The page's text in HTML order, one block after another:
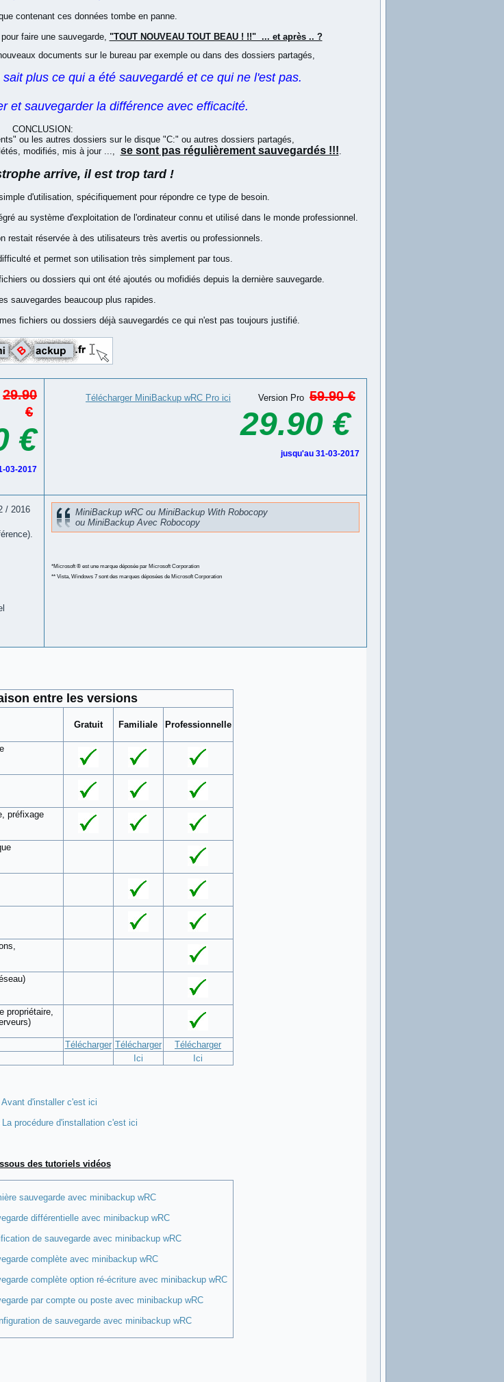
contenant ces données tombe en panne.
faire une sauvegarde, "TOUT NOUVEAU TOUT BEAU ! !!" ... et après .. ?
documents sur le bureau par exemple ou dans des dossiers partagés,
plus ce qui a été sauvegardé et ce qui ne l'est pas.
et sauvegarder la différence avec efficacité.
CONCLUSION:
ou les autres dossiers sur le disque "C:" ou autres dossiers partagés,
modifiés, mis à jour ..., se sont pas régulièrement sauvegardés !!!.
arrive, il est trop tard !
d'utilisation, spécifiquement pour répondre ce type de besoin.
au système d'exploitation de l'ordinateur connu et utilisé dans le monde professionnel.
restait réservée à des utilisateurs très avertis ou professionnels.
et permet son utilisation très simplement par tous.
ou dossiers qui ont été ajoutés ou mofidiés depuis la dernière sauvegarde.
sauvegardes beaucoup plus rapides.
fichiers ou dossiers déjà sauvegardés ce qui n'est pas toujours justifié.
29.90
€
€
03-2017
Télécharger MiniBackup wRC Pro ici Version Pro 59.90 €
29.90 €
jusqu'au 31-03-2017
/ 2016
MiniBackup wRC ou MiniBackup With Robocopy
ou MiniBackup Avec Robocopy
*Microsoft ® est une marque déposée par Microsoft Corporation
** Vista, Windows 7 sont des marques déposées de Microsoft Corporation
entre les versions
Gratuit Familiale Professionnelle
préfixage
propriétaire,
Télécharger Télécharger
Télécharger
Ici Ici
Avant d'installer c'est ici
La procédure d'installation c'est ici
des tutoriels vidéos
sauvegarde avec minibackup wRC
différentielle avec minibackup wRC
de sauvegarde avec minibackup wRC
complète avec minibackup wRC
complète option ré-écriture avec minibackup wRC
par compte ou poste avec minibackup wRC
de sauvegarde avec minibackup wRC